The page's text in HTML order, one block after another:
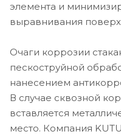
элемента и
выравнивания
Очаги коррозии
пескоструйной
нанесением
В случае сквозной
вставляется
место. Компания